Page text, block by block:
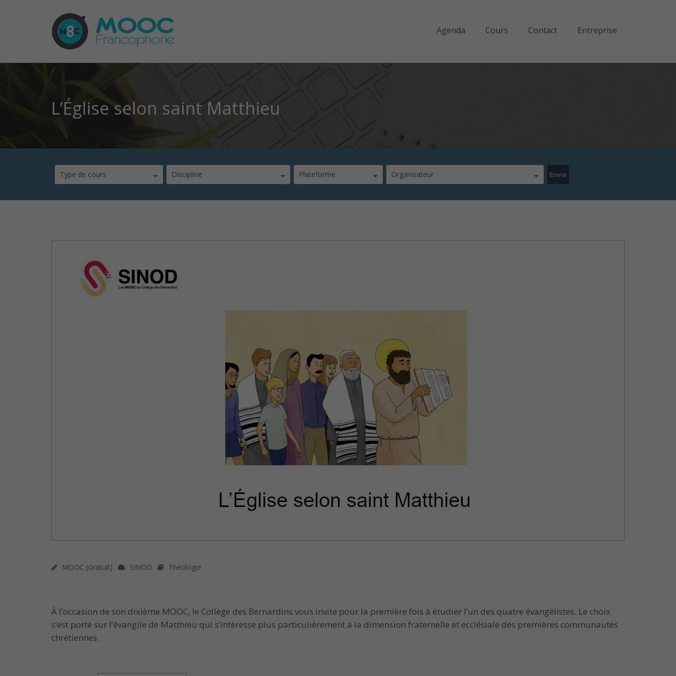
Agenda Cours Contact Entreprise
L’Église selon saint Matthieu
Type de cours Discipline Plateforme Organisateur
MOOC (gratuit) SINOD Théologie
À l’occasion de son dixième MOOC, le Collège des Bernardins vous invite pour la première fois à étudier l’un des quatre évangélistes. Le choix
s’est porté sur l’évangile de Matthieu qui s’intéresse plus particulièrement à la dimension fraternelle et ecclésiale des premières communautés
chrétiennes.